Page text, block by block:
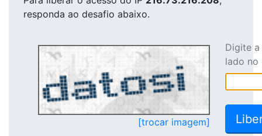
responda ao desafio abaixo.
[trocar imagem]
Digite
lado no